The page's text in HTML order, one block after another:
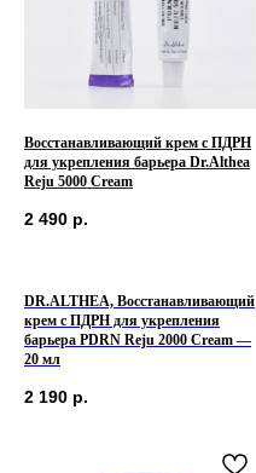
Восстанавливающий крем с ПДРН
для укрепления барьера Dr.Althea
Reju 5000 Cream
2 490 р.
DR.ALTHEA, Восстанавливающий
крем с ПДРН для укрепления
барьера PDRN Reju 2000 Cream —
20 мл
2 190 р.